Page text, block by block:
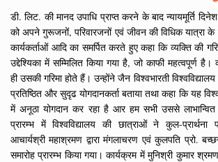
डी. लिट. की मानद उपाधि प्राप्त करने के बाद न्यायमूर्ति
को अपने गुरूजनों, परिवारजनों एवं जीवन की विधिक यात्रा के
कार्यकर्ताओं आदि का समर्पित करते हुए कहा कि व्यक्ति की
उद्देश्यिका में सम्मिलित किया गया है, जो काफी महत्वपूर्ण है।
ही उसकी गरिमा होते हैं। उन्होंने जैन विश्वभारती
प्रतिष्ठित और सुदृढ योगदानकर्ता बताया तथा कहा कि यह
में अनूठा योगदान कर रहा है आर हम सभी उससे
प्रारम्भ में विश्वविद्यालय की छात्राओं ने कुल-
आचार्यश्री महाश्रमण द्वारा मंगलाचरण एवं कुलपति प्रो.
समारोह प्रारम्भ किया गया। कार्यक्रम में मुनिश्री कुमार